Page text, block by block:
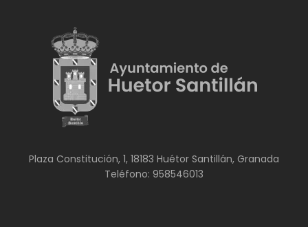
Plaza Constitución, 1, 18183 Huétor Santillán, Granada
Teléfono: 958546013